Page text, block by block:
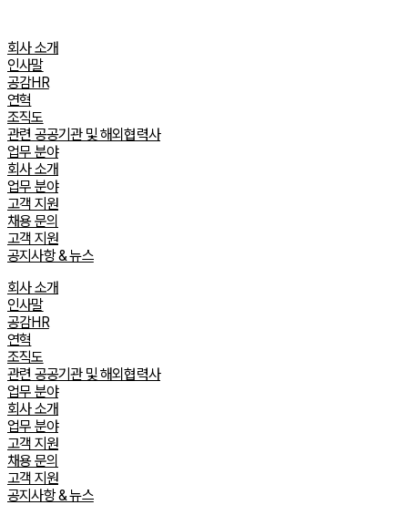
content
회사 소개
인사말
공감HR
연혁
조직도
관련 공공기관 및 해외협력사
업무 분야
회사 소개
업무 분야
고객 지원
채용 문의
고객 지원
공지사항 & 뉴스
회사 소개
인사말
공감HR
연혁
조직도
관련 공공기관 및 해외협력사
업무 분야
회사 소개
업무 분야
고객 지원
채용 문의
고객 지원
공지사항 & 뉴스